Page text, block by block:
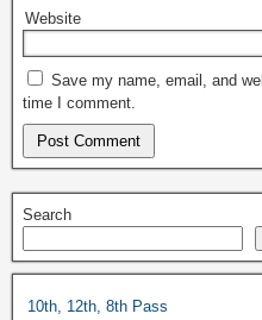
Website
Save my name, email, and
time I comment.
Search
10th, 12th, 8th Pass